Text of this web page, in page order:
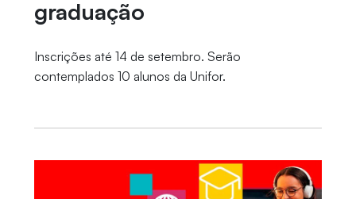
graduação
Inscrições até 14 de setembro. Serão
contemplados 10 alunos da Unifor.